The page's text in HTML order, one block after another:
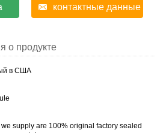
контактные данные
о продукте
в США
supply are 100% original factory sealed